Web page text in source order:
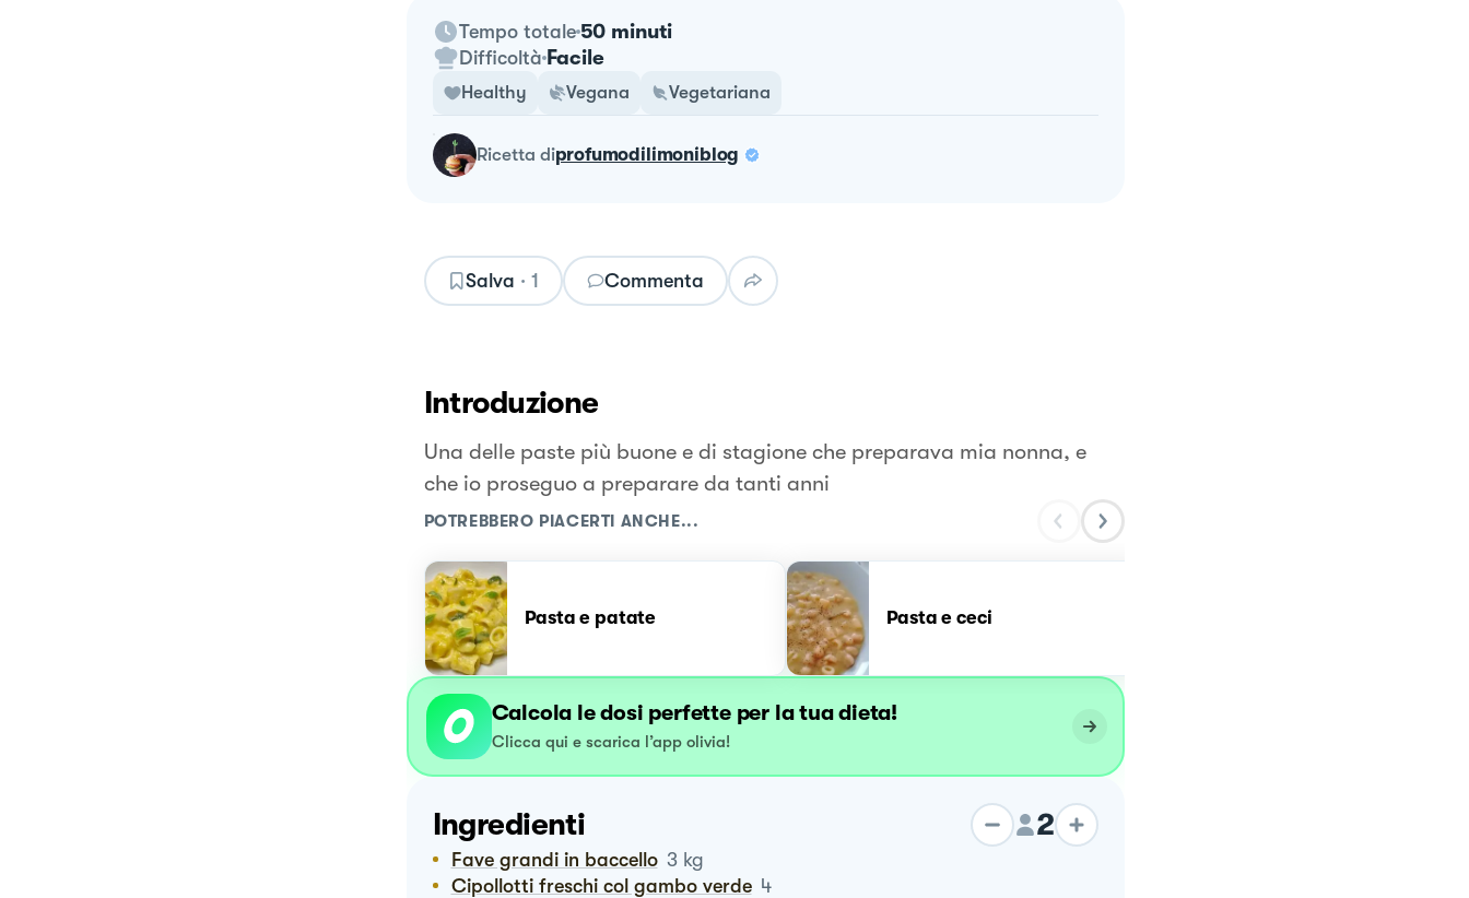
Tempo totale 50 minuti
Difficoltà Facile
Healthy Vegana Vegetariana
ricetta diprofumodilimoniblog
Salva · 1 Commenta
Introduzione
Una delle paste più buone e di stagione che preparava mia nonna, e
che io proseguo a preparare da tanti anni
POTREBBERO PIACERTI ANCHE...
Pasta e patate Pasta e ceci
Calcola le dosi perfette per la tua dieta!
Clicca qui e scarica l’app olivia!
Ingredienti 2
Fave grandi in baccello 3 kg
Cipollotti freschi col gambo verde 4